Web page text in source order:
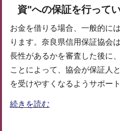
資"への保証を行って
お金を借りる場合、一般的に
ります。奈良県信用保証協会
長性があるかを審査した後に
ことによって、協会が保証人
を受けやすくなるようサポー
続きを読む